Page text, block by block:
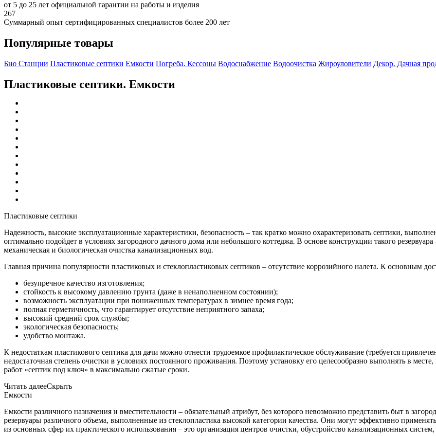
от 5 до 25 лет официальной гарантии на работы и изделия
267
Суммарный опыт сертифицированных специалистов более 200 лет
Популярные товары
Био Станции Пластиковые септики Емкости Погреба. Кессоны Водоснабжение Водоочистка Жироуловители Декор. Дачная
Пластиковые септики. Емкости
Пластиковые септики
Надежность, высокие эксплуатационные характеристики, безопасность – так кратко можно охарактеризовать септики,
оптимально подойдет в условиях загородного дачного дома или небольшого коттеджа. В основе конструкции такого резервуара
механическая и биологическая очистка канализационных вод.
Главная причина популярности пластиковых и стеклопластиковых септиков – отсутствие коррозийного налета. К основным
безупречное качество изготовления;
стойкость к высокому давлению грунта (даже в ненаполненном состоянии);
возможность эксплуатации при пониженных температурах в зимнее время года;
полная герметичность, что гарантирует отсутствие неприятного запаха;
высокий средний срок службы;
экологическая безопасность;
удобство монтажа.
К недостаткам пластикового септика для дачи можно отнести трудоемкое профилактическое обслуживание (требуется
недостаточная степень очистки в условиях постоянного проживания. Поэтому установку его целесообразно выполнять в
работ «септик под ключ» в максимально сжатые сроки.
Читать далееСкрыть
Емкости
Емкости различного назначения и вместительности – обязательный атрибут, без которого невозможно представить быт в
резервуары различного объема, выполненные из стеклопластика высокой категории качества. Они могут эффективно
из основных сфер их практического использования – это организация центров очистки, обустройство канализационных